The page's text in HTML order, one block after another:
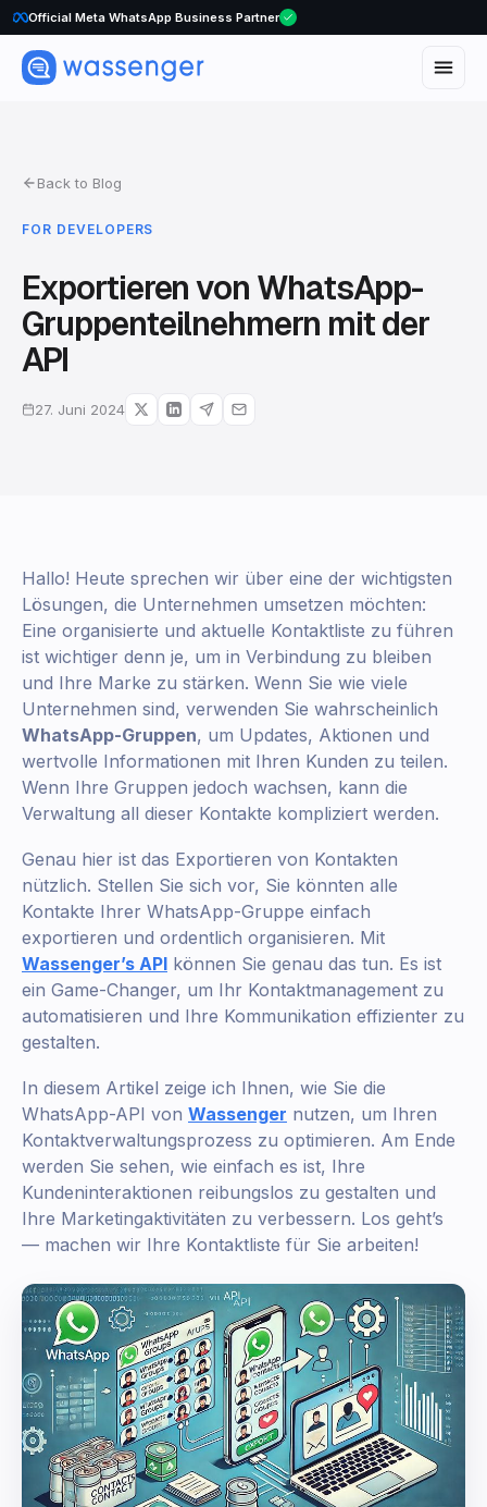
Official Meta WhatsApp Business Partner
Back to Blog
FOR DEVELOPERS
Exportieren von WhatsApp-
Gruppenteilnehmern mit der
API
27. Juni 2024
Hallo! Heute sprechen wir über eine der wichtigsten
Lösungen, die Unternehmen umsetzen möchten:
Eine organisierte und aktuelle Kontaktliste zu führen
ist wichtiger denn je, um in Verbindung zu bleiben
und Ihre Marke zu stärken. Wenn Sie wie viele
Unternehmen sind, verwenden Sie wahrscheinlich
WhatsApp-Gruppen, um Updates, Aktionen und
wertvolle Informationen mit Ihren Kunden zu teilen.
Wenn Ihre Gruppen jedoch wachsen, kann die
Verwaltung all dieser Kontakte kompliziert werden.
Genau hier ist das Exportieren von Kontakten
nützlich. Stellen Sie sich vor, Sie könnten alle
Kontakte Ihrer WhatsApp-Gruppe einfach
exportieren und ordentlich organisieren. Mit
Wassenger’s API können Sie genau das tun. Es ist
ein Game-Changer, um Ihr Kontaktmanagement zu
automatisieren und Ihre Kommunikation effizienter zu
gestalten.
In diesem Artikel zeige ich Ihnen, wie Sie die
WhatsApp-API von Wassenger nutzen, um Ihren
Kontaktverwaltungsprozess zu optimieren. Am Ende
werden Sie sehen, wie einfach es ist, Ihre
Kundeninteraktionen reibungslos zu gestalten und
Ihre Marketingaktivitäten zu verbessern. Los geht’s
— machen wir Ihre Kontaktliste für Sie arbeiten!